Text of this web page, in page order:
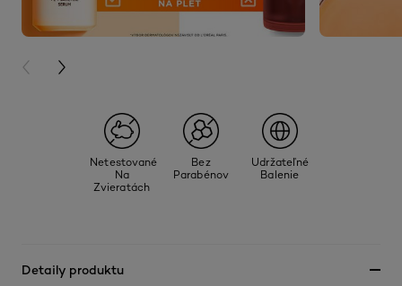
PREVIOUS CARD
NEXT CARD
Netestované
Na
Zvieratách
Bez
Parabénov
Udržateľné
Balenie
Detaily produktu